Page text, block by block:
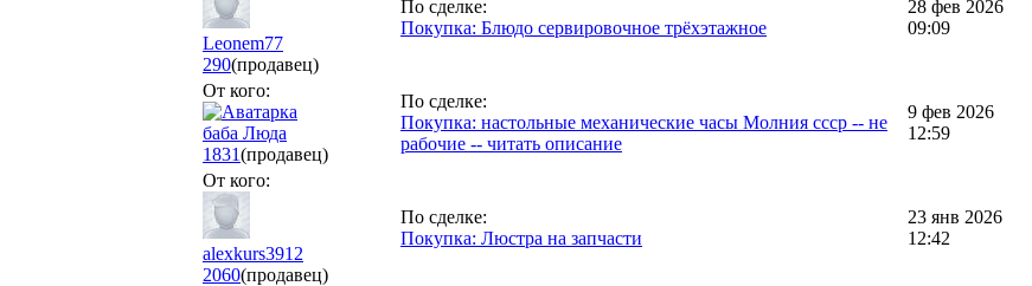
Leonem77
290(продавец)
По сделке:
Покупка: Блюдо сервировочное трёхэтажное
28 фев 2026
09:09
От кого:
баба Люда
1831(продавец)
По сделке:
Покупка: настольные механические часы Молния ссср -- не
рабочие -- читать описание
9 фев 2026
12:59
От кого:
alexkurs3912
2060(продавец)
По сделке:
Покупка: Люстра на запчасти
23 янв 2026
12:42